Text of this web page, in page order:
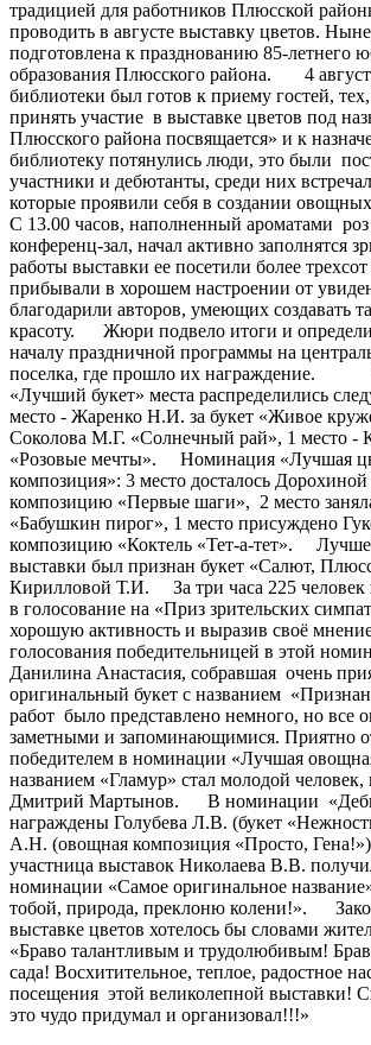
традицией для работников Плюсской
проводить в августе выставку цветов.
подготовлена к празднованию 85-летнего
образования Плюсского района. 4
библиотеки был готов к приему гостей,
принять участие в выставке цветов под
Плюсского района посвящается» и к
библиотеку потянулись люди, это были
участники и дебютанты, среди них
которые проявили себя в создании
С 13.00 часов, наполненный ароматами
конференц-зал, начал активно заполнятся
работы выставки ее посетили более
прибывали в хорошем настроении от
благодарили авторов, умеющих создавать
красоту. Жюри подвело итоги и
началу праздничной программы на
поселка, где прошло их награждение.
«Лучший букет» места распределились
место - Жаренко Н.И. за букет «Живое
Соколова М.Г. «Солнечный рай», 1 место -
«Розовые мечты». Номинация «Лучшая
композиция»: 3 место досталось Дорохиной
композицию «Первые шаги», 2 место
«Бабушкин пирог», 1 место присуждено
композицию «Коктель «Тет-а-тет».
выставки был признан букет «Салют,
Кирилловой Т.И. За три часа 225 человек
в голосование на «Приз зрительских
хорошую активность и выразив своё
голосования победительницей в этой
Данилина Анастасия, собравшая очень
оригинальный букет с названием
работ было представлено немного, но все
заметными и запоминающимися. Приятно
победителем в номинации «Лучшая
названием «Гламур» стал молодой человек,
Дмитрий Мартынов. В номинации
награждены Голубева Л.В. (букет
А.Н. (овощная композиция «Просто,
участница выставок Николаева В.В.
номинации «Самое оригинальное
тобой, природа, преклоню колени!».
выставке цветов хотелось бы словами
«Браво талантливым и трудолюбивым!
сада! Восхитительное, теплое, радостное
посещения этой великолепной выставки!
это чудо придумал и